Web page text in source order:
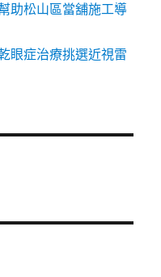
助松山區當舖施工導
眼症治療挑選近視雷